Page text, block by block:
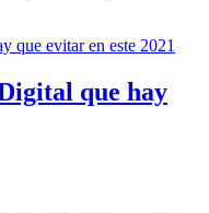
que hay